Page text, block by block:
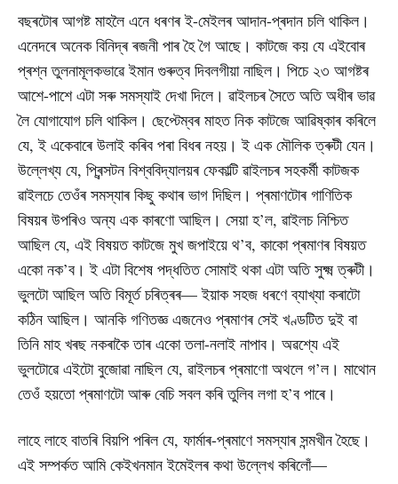
বছৰটোৰ আগষ্ট মাহলৈ এনে ধৰণৰ ই-মেইলৰ আদান-প্ৰদান চলি থাকিল।
এনেদৰে অনেক বিনিদ্ৰ ৰজনী পাৰ হৈ গৈ আছে। কাটজে কয় যে এইবোৰ
প্ৰশ্ন তুলনামূলকভাৱে ইমান গুৰুত্ব দিবলগীয়া নাছিল। পিচে ২৩ আগষ্টৰ
আশে-পাশে এটা সৰু সমস্যাই দেখা দিলে। ৱাইলচৰ সৈতে অতি অধীৰ ভাৱ
লৈ যোগাযোগ চলি থাকিল। ছেপ্টেম্বৰ মাহত নিক কাটজে আৱিষ্কাৰ কৰিলে
যে, ই একেবাৰে উলাই কৰিব পৰা বিধৰ নহয়। ই এক মৌলিক ত্ৰুটী যেন।
উল্লেখ্য যে, প্ৰিন্সটন বিশ্ববিদ্যালয়ৰ ফেকাল্টি ৱাইলচৰ সহকৰ্মী কাটজক
ৱাইলচে তেওঁৰ সমস্যাৰ কিছু কথাৰ ভাগ দিছিল। প্ৰমাণটোৰ গাণিতিক
বিষয়ৰ উপৰিও অন্য এক কাৰণো আছিল। সেয়া হ’ল, ৱাইলচ নিশ্চিত
আছিল যে, এই বিষয়ত কাটজে মুখ জপাইয়ে থ’ব, কাকো প্ৰমাণৰ বিষয়ত
একো নক’ব। ই এটা বিশেষ পদ্ধতিত সোমাই থকা এটা অতি সুক্ষ্ম ত্ৰুটী।
ভুলটো আছিল অতি বিমূৰ্ত চৰিত্ৰৰ— ইয়াক সহজ ধৰণে ব্যাখ্যা কৰাটো
কঠিন আছিল। আনকি গণিতজ্ঞ এজনেও প্ৰমাণৰ সেই খণ্ডটিত দুই বা
তিনি মাহ খৰছ নকৰাকৈ তাৰ একো তলা-নলাই নাপাব। অৱশ্যে এই
ভুলটোৱে এইটো বুজোৱা নাছিল যে, ৱাইলচৰ প্ৰমাণো অথলে গ’ল। মাথোন
তেওঁ হয়তো প্ৰমাণটো আৰু বেচি সবল কৰি তুলিব লগা হ’ব পাৰে।
লাহে লাহে বাতৰি বিয়পি পৰিল যে, ফাৰ্মাৰ-প্ৰমাণে সমস্যাৰ সন্মখীন হৈছে।
এই সম্পৰ্কত আমি কেইখনমান ইমেইলৰ কথা উল্লেখ কৰিলোঁ—